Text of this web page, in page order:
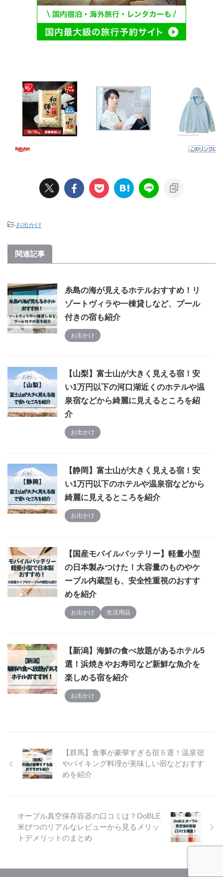
-お出かけ
関連記事
糸島の海が見えるホテルおすすめ！リ
ゾートヴィラや一棟貸しなど、プール
付きの宿も紹介
お出かけ
【山梨】富士山が大きく見える宿！安
い1万円以下の河口湖近くのホテルや温
泉宿などから綺麗に見えるところを紹
介
お出かけ
【静岡】富士山が大きく見える宿！安
い1万円以下のホテルや温泉宿などから
綺麗に見えるところを紹介
お出かけ
【国産モバイルバッテリー】軽量小型
の日本製みつけた！大容量のものやケ
ーブル内蔵型も、安全性重視のおすす
めを紹介
お出かけ 生活用品
【新潟】海鮮の食べ放題があるホテル5
選！浜焼きやお寿司など新鮮な魚介を
楽しめる宿を紹介
お出かけ
【群馬】食事が豪華すぎる宿５選！温泉宿
やバイキング料理が美味しい宿などおすす
めを紹介
オーブル真空保存容器の口コミは？OoBLE
米びつのリアルなレビューから見るメリッ
トデメリットのまとめ